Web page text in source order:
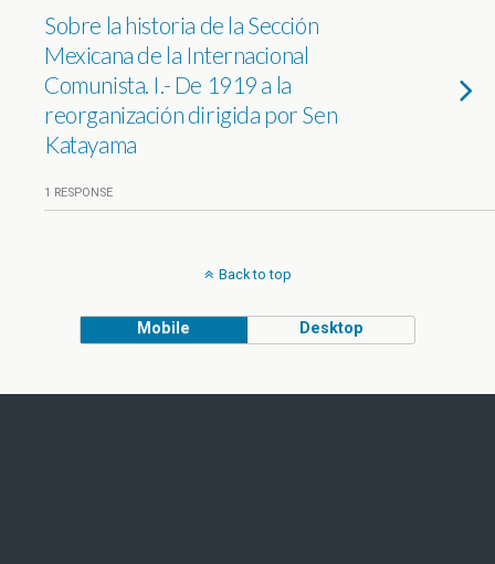
Sobre la historia de la Sección
Mexicana de la Internacional
Comunista. I.- De 1919 a la
reorganización dirigida por Sen
Katayama
1 RESPONSE
Back to top
Mobile Desktop